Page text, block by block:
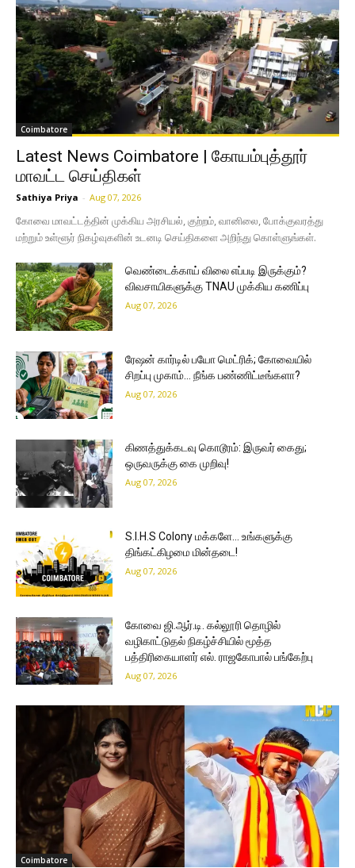
Coimbatore
Latest News Coimbatore | கோயம்புத்தூர்
மாவட்ட செய்திகள்
Sathiya Priya - Aug 07, 2026
கோவை மாவட்டத்தின் முக்கிய அரசியல், குற்றம், வானிலை, போக்குவரத்து
மற்றும் உள்ளூர் நிகழ்வுகளின் உடனடி செய்திகளை அறிந்து கொள்ளுங்கள்.
வெண்டைக்காய் விலை எப்படி இருக்கும்?
விவசாயிகளுக்கு TNAU முக்கிய கணிப்பு
Aug 07, 2026
ரேஷன் கார்டில் பயோ மெட்ரிக்; கோவையில்
சிறப்பு முகாம்… நீங்க பண்ணிட்டீங்களா?
Aug 07, 2026
கிணத்துக்கடவு கொடூரம்: இருவர் கைது;
ஒருவருக்கு கை முறிவு!
Aug 07, 2026
S.I.H.S Colony மக்களே… உங்களுக்கு
திங்கட்கிழமை மின்தடை!
Aug 07, 2026
கோவை ஜி.ஆர்.டி. கல்லூரி தொழில்
வழிகாட்டுதல் நிகழ்ச்சியில் மூத்த
பத்திரிகையாளர் எல். ராஜகோபால் பங்கேற்பு
Aug 07, 2026
Coimbatore